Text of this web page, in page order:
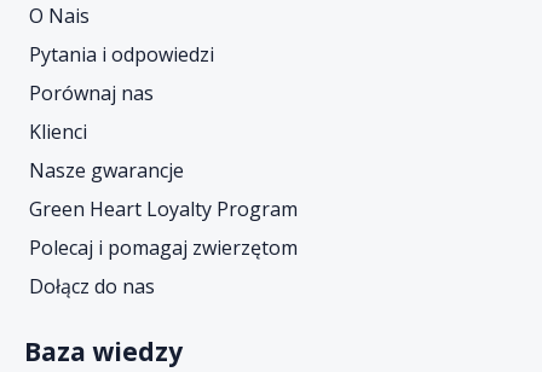
O Nais
Pytania i odpowiedzi
Porównaj nas
Klienci
Nasze gwarancje
Green Heart Loyalty Program
Polecaj i pomagaj zwierzętom
Dołącz do nas
Baza wiedzy